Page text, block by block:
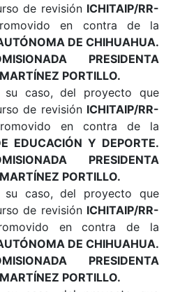
de revisión ICHITAIP/RR-
en contra de la
DE CHIHUAHUA.
PRESIDENTA
PORTILLO.
su caso, del proyecto que
de revisión ICHITAIP/RR-
en contra de la
EDUCACIÓN Y DEPORTE.
PRESIDENTA
PORTILLO.
su caso, del proyecto que
de revisión ICHITAIP/RR-
en contra de la
DE CHIHUAHUA.
PRESIDENTA
PORTILLO.